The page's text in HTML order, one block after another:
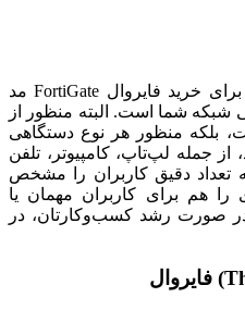
خرید فایروال FortiGateمد
شبکه شما است. البته منظور از
بلکه منظور هر نوع دستگاهی
جمله لپ‌تاپ، کامپیوتر، تلفن
تعداد دقیق کاربران را مشخص
را هم برای کاربران مهمان یا
در صورت رشد کسب‌وکارتان، در
) فایروال